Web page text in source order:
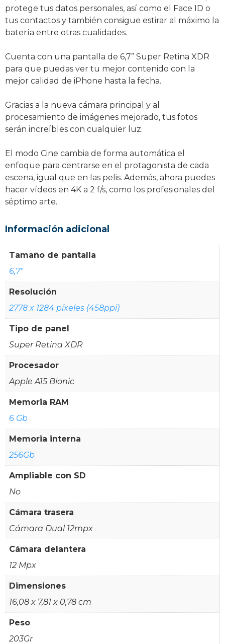
protege tus datos personales, así como el Face ID o
tus contactos y también consigue estirar al máximo la
batería entre otras cualidades.
Cuenta con una pantalla de 6,7” Super Retina XDR
para que puedas ver tu mejor contenido con la
mejor calidad de iPhone hasta la fecha.
Gracias a la nueva cámara principal y al
procesamiento de imágenes mejorado, tus fotos
serán increíbles con cualquier luz.
El modo Cine cambia de forma automática el
enfoque para centrarse en el protagonista de cada
escena, igual que en las pelis. Además, ahora puedes
hacer vídeos en 4K a 2 f/s, como los profesionales del
séptimo arte.
Información adicional
Tamaño de pantalla
6,7"
Resolución
2778 x 1284 píxeles (458ppi)
Tipo de panel
Super Retina XDR
Procesador
Apple A15 Bionic
Memoria RAM
6 Gb
Memoria interna
256Gb
Ampliable con SD
No
Cámara trasera
Cámara Dual 12mpx
Cámara delantera
12 Mpx
Dimensiones
16,08 x 7,81 x 0,78 cm
Peso
203Gr